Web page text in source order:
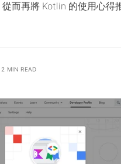
而再將 Kotlin 的使用心得
2 MIN READ